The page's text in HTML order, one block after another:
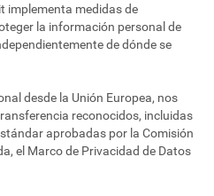
implementa medidas de
la información personal de
de dónde se
desde la Unión Europea, nos
reconocidos, incluidas
aprobadas por la Comisión
el Marco de Privacidad de Datos